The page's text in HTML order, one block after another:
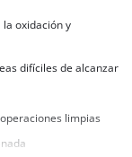
oxidación y
difíciles de alcanzar
limpias